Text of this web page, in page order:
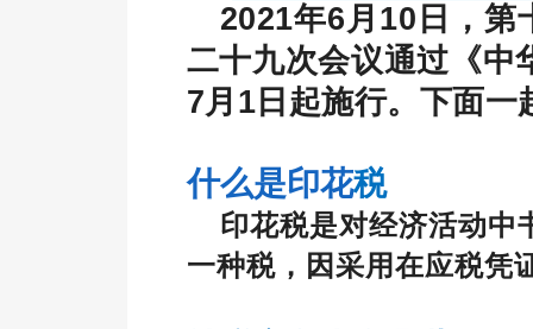
2021年6月10日，第
二十九次会议通过《中
7月1日起施行。下面
什么是印花税
印花税是对经济活动中
一种税，因采用在应税凭